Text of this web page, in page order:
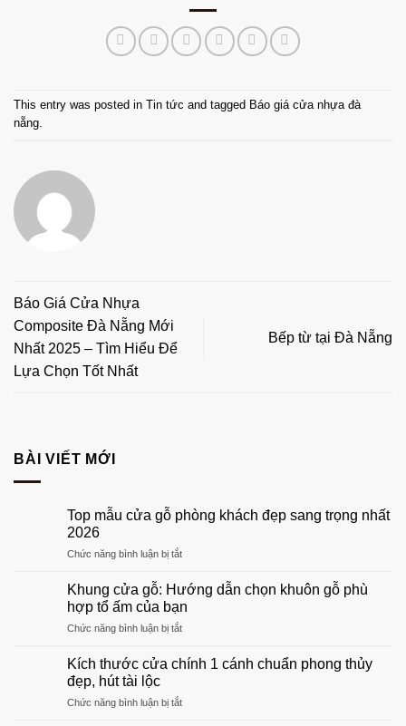
This entry was posted in Tin tức and tagged Báo giá cửa nhựa đà
nẵng.
Báo Giá Cửa Nhựa
Composite Đà Nẵng Mới
Nhất 2025 – Tìm Hiểu Để
Lựa Chọn Tốt Nhất
Bếp từ tại Đà Nẵng
BÀI VIẾT MỚI
Top mẫu cửa gỗ phòng khách đẹp sang trọng nhất
2026
Chức năng bình luận bị tắtở
mẫu
gỗ
phòng
đẹp
nhất
Khung cửa gỗ: Hướng dẫn chọn khuôn gỗ phù
hợp tổ ấm của bạn
Chức năng bình luận bị tắtở
cửa
dẫn
Kích thước cửa chính 1 cánh chuẩn phong thủy
đẹp, hút tài lộc
Chức năng bình luận bị tắtở